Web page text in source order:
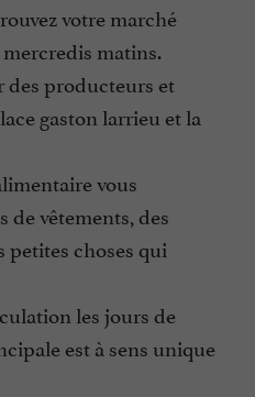
votre marché
matins.
des producteurs et
gaston larrieu et la
vous
de vêtements, des
petites choses qui
les jours de
est à sens unique